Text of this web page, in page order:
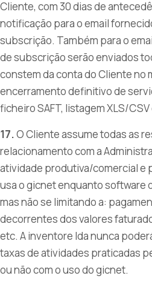
Cliente, com 30 dias de
notificação para o email
subscrição. Também para o
de subscrição serão enviados
constem da conta do Cliente no
encerramento definitivo de
ficheiro SAFT, listagem XLS/
17.O Cliente assume todas as
relacionamento com a
atividade produtiva/comercial e
usa o gicnet enquanto software
mas não se limitando a:
decorrentes dos valores
etc. A inventore lda nunca
taxas de atividades praticadas
ou não com o uso do gicnet.